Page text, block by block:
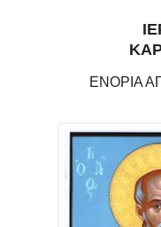
ΕΝΟΡΙΑ